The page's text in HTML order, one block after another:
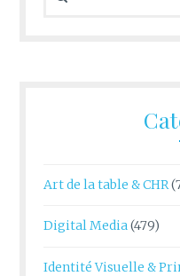
Art de la table & CHR
Digital Media(479)
Identité Visuelle &